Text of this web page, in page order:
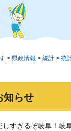
このページの本文へ
> 県政情報 > 統計 > 統
知らせ
しすぎるぞ岐阜！岐